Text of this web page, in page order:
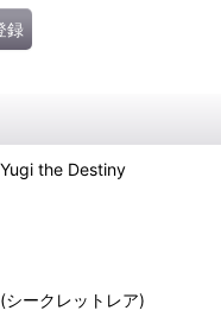
録
the Destiny
ークレットレア)